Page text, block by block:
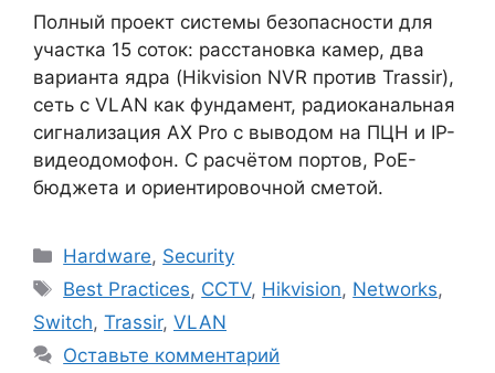
Полный проект системы безопасности для
участка 15 соток: расстановка камер, два
варианта ядра (Hikvision NVR против Trassir),
сеть с VLAN как фундамент, радиоканальная
сигнализация AX Pro с выводом на ПЦН и IP-
видеодомофон. С расчётом портов, PoE-
бюджета и ориентировочной сметой.
Рубрики
Hardware, Security
Метки
Best Practices, CCTV, Hikvision, Networks,
Switch, Trassir, VLAN
Оставьте комментарий